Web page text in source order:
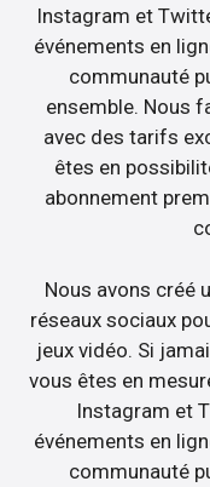
Instagram et
événements en
communauté
ensemble. Nous
avec des tarifs
êtes en
abonnement
Nous avons créé
réseaux sociaux
jeux vidéo. Si
vous êtes en
Instagram et
événements en
communauté